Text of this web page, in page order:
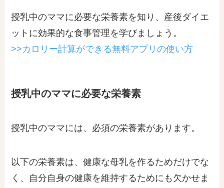
授乳中のママに必要な栄養素を知り、産後ダイエ
ットに効果的な食事管理を学びましょう。
>>カロリー計算ができる無料アプリの使い方
授乳中のママに必要な栄養素
授乳中のママには、必須の栄養素があります。
以下の栄養素は、健康な母乳を作るためだけでな
く、自分自身の健康を維持するためにも欠かせま